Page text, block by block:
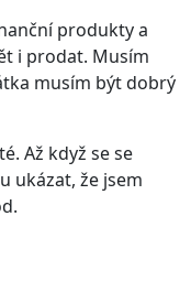
produkty a
i prodat. Musím
musím být dobrý
Až když se se
ukázat, že jsem